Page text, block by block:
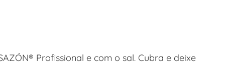
Profissional e com o sal. Cubra e deixe